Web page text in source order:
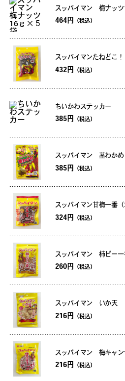
スッパイマン 梅ナッ
464円 （税込）
スッパイマンたねどこ！
432円 （税込）
ちいかわステッカー
385円 （税込）
スッパイマン 茎わかめ
385円 （税込）
スッパイマン甘梅一番（
324円 （税込）
スッパイマン 柿ピー一
260円 （税込）
スッパイマン いか天
216円 （税込）
スッパイマン 梅キャン
216円 （税込）